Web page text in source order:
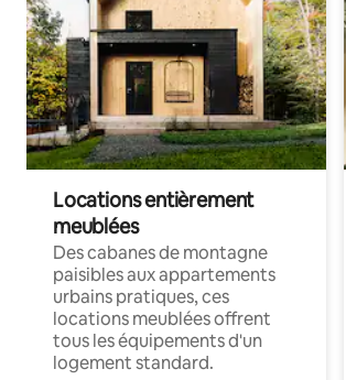
Locations entièrement
meublées
Des cabanes de montagne
paisibles aux appartements
urbains pratiques, ces
locations meublées offrent
tous les équipements d'un
logement standard.